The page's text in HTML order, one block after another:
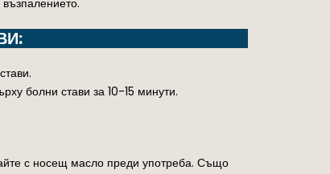
болни стави за 10-15 минути.
с носещ масло преди употреба. Също